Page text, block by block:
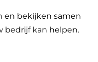
en bekijken samen
bedrijf kan helpen.